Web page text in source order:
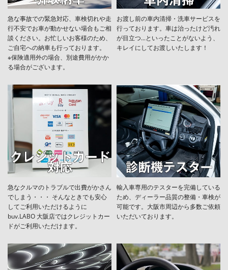
急な事故での緊急対応、車検切れや走
行不安でお車が動かせない場合もご相
談ください。お忙しいお客様のため、
ご自宅への納車も行っております。
※保険適用外の場合、別途費用がかか
る場合がございます。
お渡し前の車内清掃・洗車サービスを
行っております。車は治ったけど汚れ
が目立つ...といったことがないよう、
キレイにしてお渡しいたします！
急なクルマのトラブルで出費がかさん
でしまう・・・ そんなときでも安心
してご利用いただけるように
buv.LABO 大阪店ではクレジットカー
ドがご利用いただけます。
輸入車専用のテスターを完備している
ため、ディーラー品質の整備・車検が
可能です。大阪市周辺から多数ご依頼
いただいております。